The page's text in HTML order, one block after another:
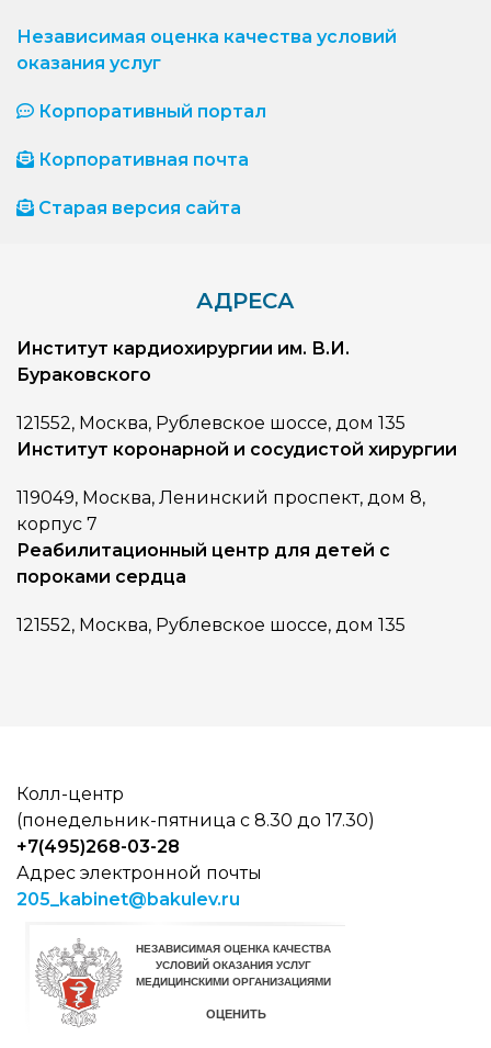
Независимая оценка качества условий
оказания услуг
Корпоративный портал
Корпоративная почта
Старая версия сайта
АДРЕСА
Институт кардиохирургии им. В.И.
Бураковского
121552, Москва, Рублевское шоссе, дом 135
Институт коронарной и сосудистой хирургии
119049, Москва, Ленинский проспект, дом 8,
корпус 7
Реабилитационный центр для детей с
пороками сердца
121552, Москва, Рублевское шоссе, дом 135
Колл-центр
(понедельник-пятница с 8.30 до 17.30)
+7(495)268-03-28
Адрес электронной почты
205_kabinet@bakulev.ru